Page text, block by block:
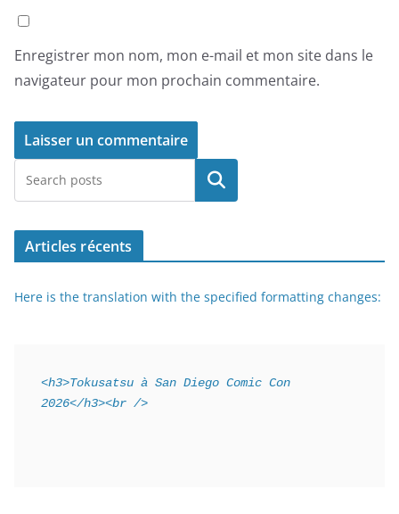
Enregistrer mon nom, mon e-mail et mon site dans le
navigateur pour mon prochain commentaire.
Rechercher
Articles récents
Here is the translation with the specified formatting changes:
<h3>Tokusatsu à San Diego Comic Con
2026</h3><br />